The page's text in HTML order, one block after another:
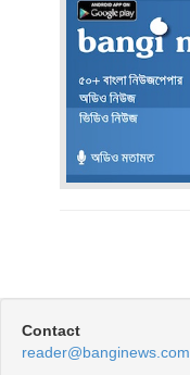
Contact
reader@banginews.com